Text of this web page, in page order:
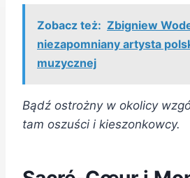
Zobacz też: Zbigniew
niezapomniany artysta
muzycznej
Bądź ostrożny w okolicy
tam oszuści i kieszonkowcy.